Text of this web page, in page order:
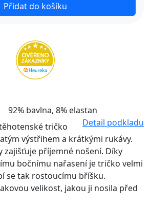
Přidat do košíku
92% bavlna, 8% elastan
Detail podkladu
tričko
výstřihem a krátkými rukávy.
zajišťuje příjemné nošení. Díky
bočnímu nařasení je tričko velmi
se tak rostoucímu bříšku.
velikost, jakou ji nosila před